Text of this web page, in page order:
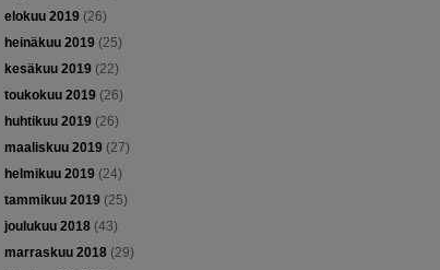
elokuu 2019(26)
heinäkuu 2019(25)
kesäkuu 2019(22)
toukokuu 2019(26)
huhtikuu 2019(26)
maaliskuu 2019(27)
helmikuu 2019(24)
tammikuu 2019(25)
joulukuu 2018(43)
marraskuu 2018(29)